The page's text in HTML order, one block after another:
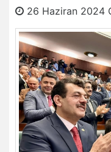
26 Haziran 2024